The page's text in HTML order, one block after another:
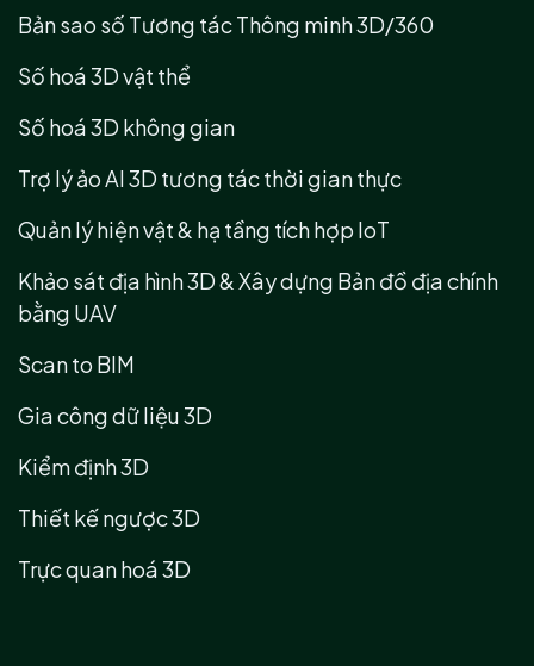
Bản sao số Tương tác Thông minh 3D/360
Số hoá 3D vật thể
Số hoá 3D không gian
Trợ lý ảo AI 3D tương tác thời gian thực
Quản lý hiện vật & hạ tầng tích hợp IoT
Khảo sát địa hình 3D & Xây dựng Bản đồ địa chính
bằng UAV
Scan to BIM
Gia công dữ liệu 3D
Kiểm định 3D
Thiết kế ngược 3D
Trực quan hoá 3D